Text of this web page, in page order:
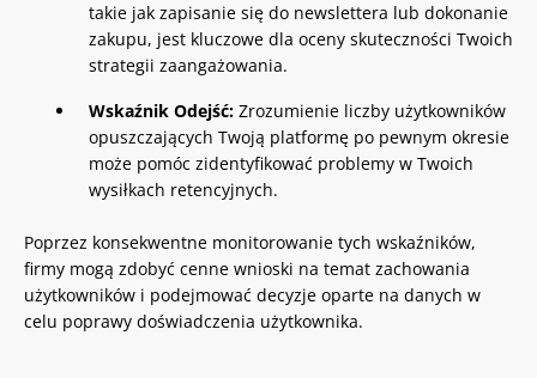
takie jak zapisanie się do newslettera lub dokonanie
zakupu, jest kluczowe dla oceny skuteczności Twoich
strategii zaangażowania.
Wskaźnik Odejść: Zrozumienie liczby użytkowników
opuszczających Twoją platformę po pewnym okresie
może pomóc zidentyfikować problemy w Twoich
wysiłkach retencyjnych.
Poprzez konsekwentne monitorowanie tych wskaźników,
firmy mogą zdobyć cenne wnioski na temat zachowania
użytkowników i podejmować decyzje oparte na danych w
celu poprawy doświadczenia użytkownika.